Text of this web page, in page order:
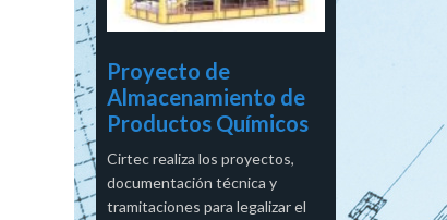
Proyecto de
Almacenamiento de
Productos Químicos
Cirtec realiza los proyectos,
documentación técnica y
tramitaciones para legalizar el